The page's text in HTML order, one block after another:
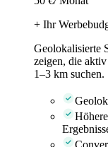
+ Ihr
Geolokalisierte
zeigen, die
1–3 km suchen.